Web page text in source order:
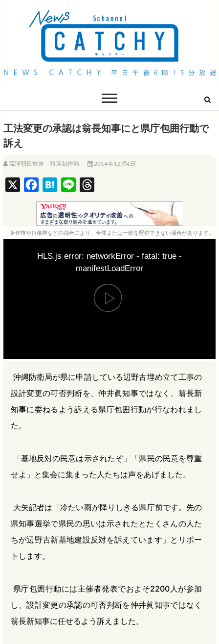
QAB NEWS Headline
工法変更の承認は翁長知事にと県庁包囲行動で
訴え
琉球朝日放送 報道制作局 2014年12月4日
a
c
e
o
H
a
t
e
a
i
n
e
h
r
e
d
s
著作権や肖像権などの都合により、全体または一部を配信できない場合があります。
HLS.js error: networkError - fatal: true -
manifestLoadError
沖縄防衛局が県に申請している辺野古埋め立て工事の
設計変更の可否判断を、仲井眞知事ではなく、翁長新
知事に委ねるよう訴える県庁包囲行動が行なわれまし
た。
「基地反対の民意は示されたぞ」「県民の民意を尊重
せよ」と集会に集まった人たちは声をあげました。
大矢記者は「冷たい雨が降りしきる県庁前です。先の
県知事選挙で県民の思いは示されたとたくさんの人た
ちが辺野古新基地建設反対を訴えています」とリポー
トします。
県庁包囲行動には主催者発表でおよそ2200人が参加
し、設計変更の承認の可否判断を仲井眞知事ではなく
翁長新知事に任せるよう訴えました。